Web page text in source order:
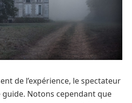
de l’expérience, le spectateur
Notons cependant que